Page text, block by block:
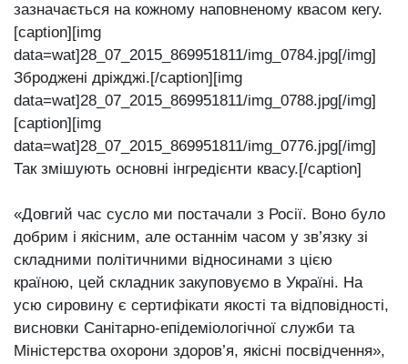
зазначається на кожному наповненому квасом кегу.
[caption][img
data=wat]28_07_2015_869951811/img_0784.jpg[/img]
Зброджені дріжджі.[/caption][img
data=wat]28_07_2015_869951811/img_0788.jpg[/img]
[caption][img
data=wat]28_07_2015_869951811/img_0776.jpg[/img]
Так змішують основні інгредієнти квасу.[/caption]
«Довгий час сусло ми постачали з Росії. Воно було
добрим і якісним, але останнім часом у зв’язку зі
складними політичними відносинами з цією
країною, цей складник закуповуємо в Україні. На
усю сировину є сертифікати якості та відповідності,
висновки Санітарно-епідеміологічної служби та
Міністерства охорони здоров’я, якісні посвідчення»,